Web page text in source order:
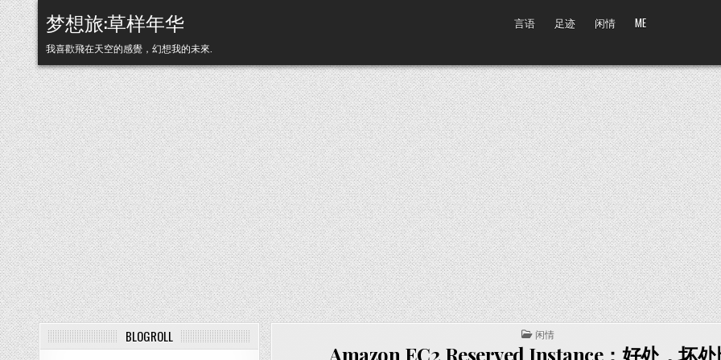
Skip to content
梦想旅:草样年华
我喜歡飛在天空的感覺，幻想我的未來.
言语 足迹 闲情 ME
BLOGROLL POSTED IN
闲情
Amazon EC2 Reserved Instance：好处，坏